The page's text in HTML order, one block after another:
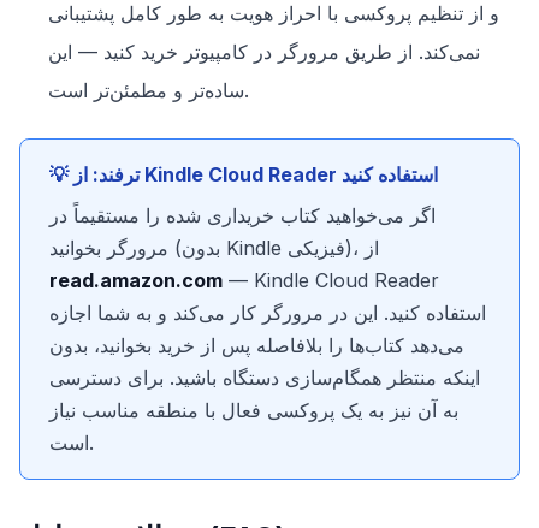
و از تنظیم پروکسی با احراز هویت به طور کامل پشتیبانی
نمی‌کند. از طریق مرورگر در کامپیوتر خرید کنید — این
ساده‌تر و مطمئن‌تر است.
💡 ترفند: از Kindle Cloud Reader استفاده کنید
اگر می‌خواهید کتاب خریداری شده را مستقیماً در
مرورگر بخوانید (بدون Kindle فیزیکی)، از
read.amazon.com — Kindle Cloud Reader
استفاده کنید. این در مرورگر کار می‌کند و به شما اجازه
می‌دهد کتاب‌ها را بلافاصله پس از خرید بخوانید، بدون
اینکه منتظر همگام‌سازی دستگاه باشید. برای دسترسی
به آن نیز به یک پروکسی فعال با منطقه مناسب نیاز
است.